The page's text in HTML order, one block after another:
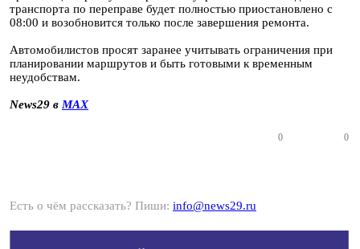
транспорта по переправе будет полностью приостановлено с
08:00 и возобновится только после завершения ремонта.
Автомобилистов просят заранее учитывать ограничения при
планировании маршрутов и быть готовыми к временным
неудобствам.
News29 в MAX
0 0
Есть о чём рассказать? Пиши: info@news29.ru